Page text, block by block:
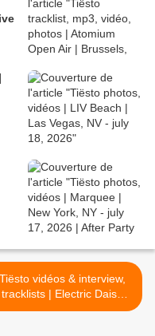
Tiësto vidéos & interview,
tracklists | Electric Daisy
Carnival | Orlando, FL -